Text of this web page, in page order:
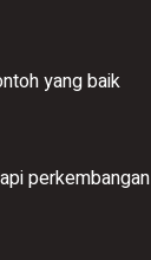
yang baik
perkembangan